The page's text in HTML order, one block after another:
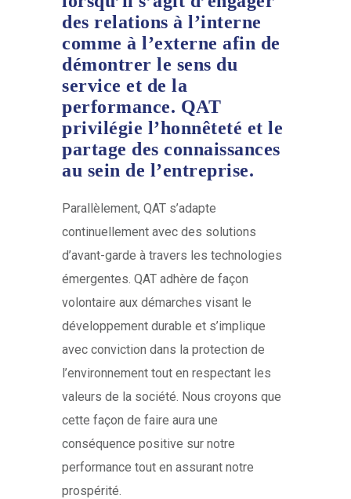
des relations à l’interne
comme à l’externe afin de
démontrer le sens du
service et de la
performance. QAT
privilégie l’honnêteté et le
partage des connaissances
au sein de l’entreprise.
Parallèlement, QAT s’adapte
continuellement avec des solutions
d’avant-garde à travers les technologies
émergentes. QAT adhère de façon
volontaire aux démarches visant le
développement durable et s’implique
avec conviction dans la protection de
l’environnement tout en respectant les
valeurs de la société. Nous croyons que
cette façon de faire aura une
conséquence positive sur notre
performance tout en assurant notre
prospérité.